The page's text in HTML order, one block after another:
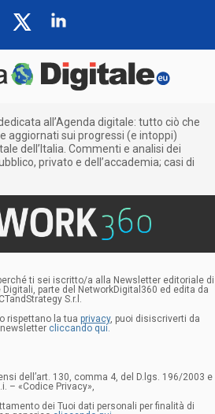
all’Agenda digitale: tutto ciò che
aggiornati sui progressi (e intoppi)
dell’Italia. Commenti e analisi dei
privato e dell’accademia; casi di
ti sei iscritto/a alla Newsletter editoriale di
parte del NetworkDigital360 ed edita da
ICTandStrategy S.r.l.
rispettano la tua privacy, puoi disiscriverti da
cliccando qui.
dell’art. 130, comma 4, del D.lgs. 196/2003 e
– «Codice Privacy»,
dei Tuoi dati personali per finalità di